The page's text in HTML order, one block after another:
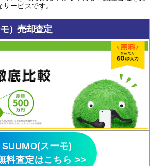
ービスです。
）売却査定
SUUMO(スーモ)
料査定はこちら >>